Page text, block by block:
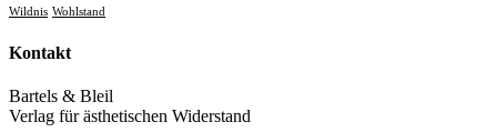
Wildnis Wohlstand
Kontakt
Bartels & Bleil
Verlag für ästhetischen Widerstand